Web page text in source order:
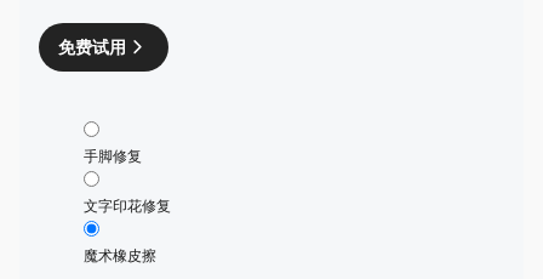
免费试用
手脚修复
文字印花修复
魔术橡皮擦